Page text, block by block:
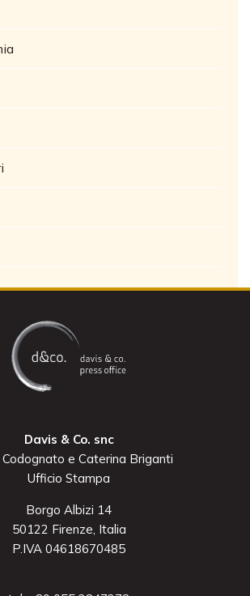
Davis & Co. snc
e Caterina Briganti
Ufficio Stampa
Borgo Albizi 14
50122 Firenze, Italia
P.IVA 04618670485